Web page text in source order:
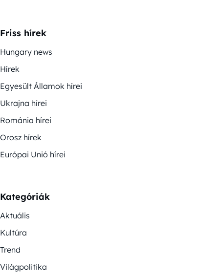
Friss hírek
Hungary news
Hírek
Egyesült Államok hírei
Ukrajna hírei
Románia hírei
Orosz hírek
Európai Unió hírei
Kategóriák
Aktuális
Kultúra
Trend
Világpolitika